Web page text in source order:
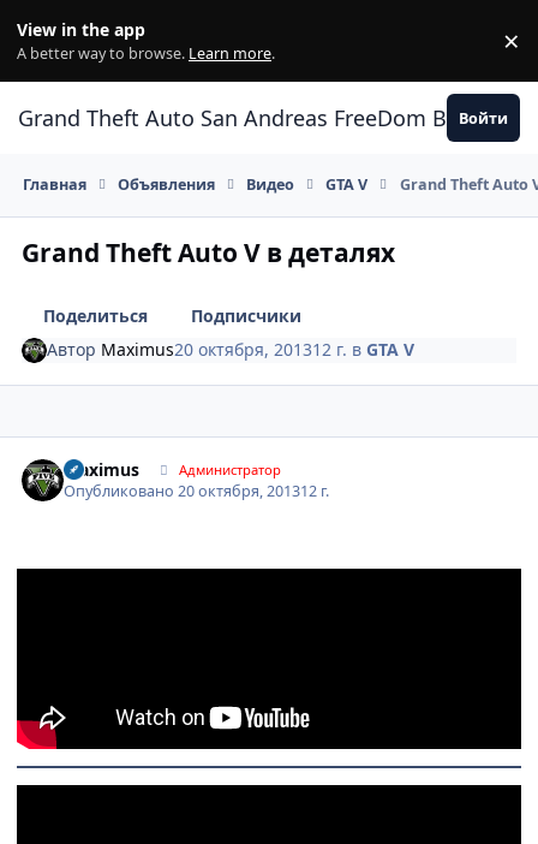
View in the app
A better way to browse. Learn more. ×
Grand Theft Auto San Andreas FreeDom Воронеж
Войти
Главная Объявления Видео GTA V Grand Theft Auto
Grand Theft Auto V в деталях
Поделиться
Подписчики
Автор Maximus20 октября, 201312 г. вGTA V
Maximus Администратор
Опубликовано20 октября, 201312 г.